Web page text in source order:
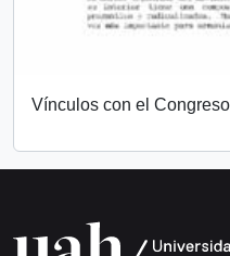
Vínculos con el